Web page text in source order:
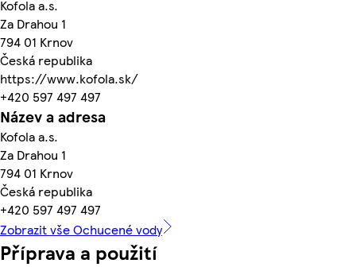
Kofola a.s.
Za Drahou 1
794 01 Krnov
Česká republika
https://www.kofola.sk/
+420 597 497 497
Název a adresa
Kofola a.s.
Za Drahou 1
794 01 Krnov
Česká republika
+420 597 497 497
Zobrazit vše Ochucené vody
Příprava a použití